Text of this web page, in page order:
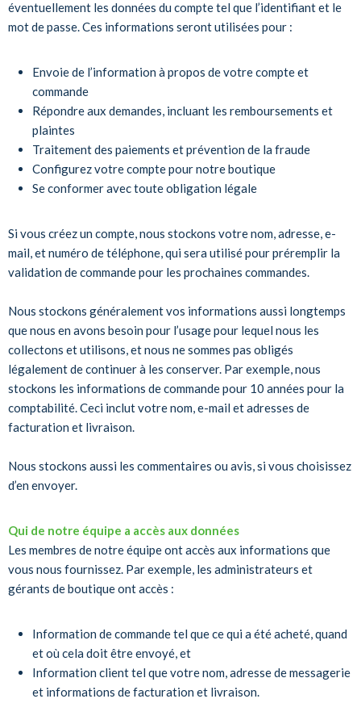
éventuellement les données du compte tel que l’identifiant et le
mot de passe. Ces informations seront utilisées pour :
Envoie de l’information à propos de votre compte et
commande
Répondre aux demandes, incluant les remboursements et
plaintes
Traitement des paiements et prévention de la fraude
Configurez votre compte pour notre boutique
Se conformer avec toute obligation légale
Si vous créez un compte, nous stockons votre nom, adresse, e-
mail, et numéro de téléphone, qui sera utilisé pour préremplir la
validation de commande pour les prochaines commandes.
Nous stockons généralement vos informations aussi longtemps
que nous en avons besoin pour l’usage pour lequel nous les
collectons et utilisons, et nous ne sommes pas obligés
légalement de continuer à les conserver. Par exemple, nous
stockons les informations de commande pour 10 années pour la
comptabilité. Ceci inclut votre nom, e-mail et adresses de
facturation et livraison.
Nous stockons aussi les commentaires ou avis, si vous choisissez
d’en envoyer.
Qui de notre équipe a accès aux données
Les membres de notre équipe ont accès aux informations que
vous nous fournissez. Par exemple, les administrateurs et
gérants de boutique ont accès :
Information de commande tel que ce qui a été acheté, quand
et où cela doit être envoyé, et
Information client tel que votre nom, adresse de messagerie
et informations de facturation et livraison.